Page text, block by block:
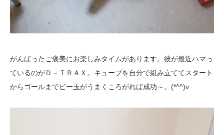
がんばったご褒美にお楽しみタイムがあります。彼が最近ハマっ
ているのがＤ－ＴＲＡＸ。キューブを自分で組み立ててスタート
からゴールまでビー玉がうまくころがれば成功～。(*^^)v